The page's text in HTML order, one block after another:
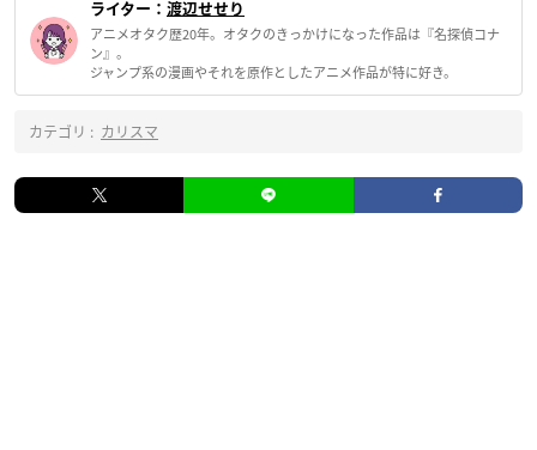
ライター： 渡辺せせり
アニメオタク歴20年。オタクのきっかけになった作品は『名探偵コナ
ン』。
ジャンプ系の漫画やそれを原作としたアニメ作品が特に好き。
カテゴリ : カリスマ